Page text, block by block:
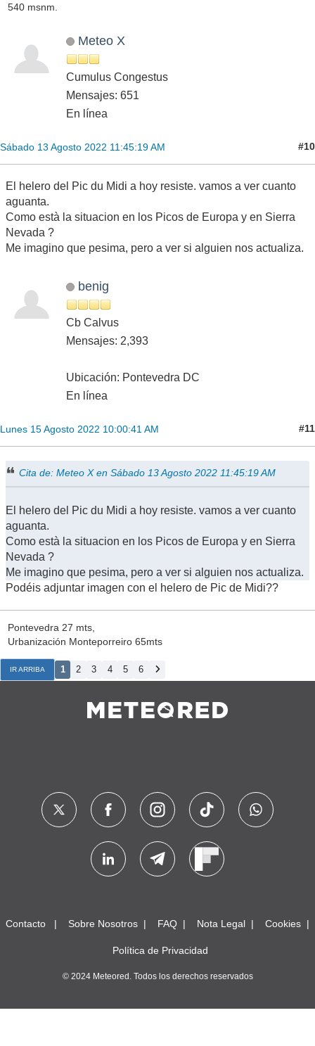
540 msnm.
Meteo X
Cumulus Congestus
Mensajes: 651
En línea
Sábado 13 Agosto 2022 11:45:19 AM #10
El helero del Pic du Midi a hoy resiste. vamos a ver cuanto
aguanta.
Como està la situacion en los Picos de Europa y en Sierra
Nevada ?
Me imagino que pesima, pero a ver si alguien nos actualiza.
benig
Cb Calvus
Mensajes: 2,393
Ubicación: Pontevedra DC
En línea
Lunes 15 Agosto 2022 10:00:41 AM #11
Cita de: Meteo X en Sábado 13 Agosto 2022 11:45:19 AM
El helero del Pic du Midi a hoy resiste. vamos a ver cuanto
aguanta.
Como està la situacion en los Picos de Europa y en Sierra
Nevada ?
Me imagino que pesima, pero a ver si alguien nos actualiza.
Podéis adjuntar imagen con el helero de Pic de Midi??
Pontevedra 27 mts,
Urbanización Monteporreiro 65mts
IR ARRIBA 1 2 3 4 5 6
Contacto Sobre Nosotros FAQ Nota Legal Cookies
Política de Privacidad
© 2024 Meteored. Todos los derechos reservados